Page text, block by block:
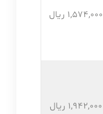
1,574,۰۰۰ ریال
1,942,۰۰۰ ریال